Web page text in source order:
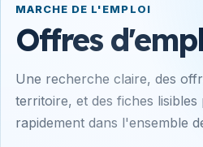
MARCHE DE L'EMPLOI
Offres
Une recherche claire, des
territoire, et des fiches
rapidement dans l'ensemble